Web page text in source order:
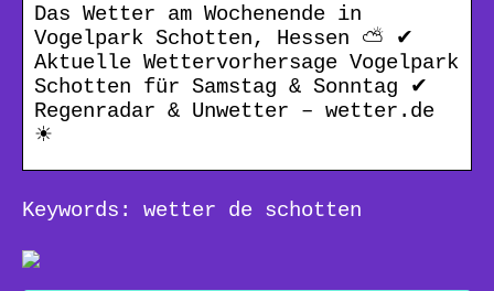
Das Wetter am Wochenende in
Vogelpark Schotten, Hessen ⛅ ✔
Aktuelle Wettervorhersage Vogelpark
Schotten für Samstag & Sonntag ✔
Regenradar & Unwetter – wetter.de
☀
Keywords: wetter de schotten